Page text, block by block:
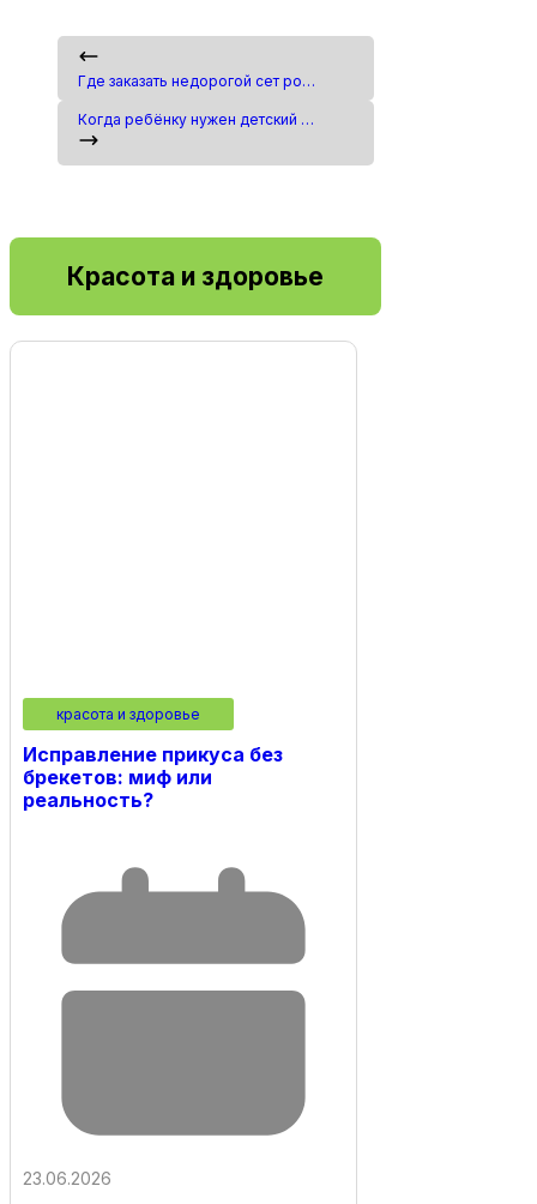
Где заказать недорогой сет роллов в Кирове?
Когда ребёнку нужен детский психолог: практическое руководство для родителей
Красота и здоровье
красота и здоровье
Исправление прикуса без
брекетов: миф или
реальность?
23.06.2026